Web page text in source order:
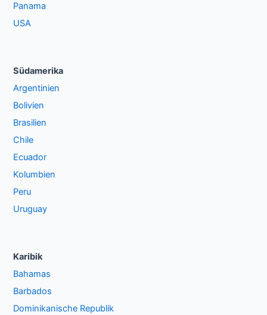
Panama
USA
Südamerika
Argentinien
Bolivien
Brasilien
Chile
Ecuador
Kolumbien
Peru
Uruguay
Karibik
Bahamas
Barbados
Dominikanische Republik